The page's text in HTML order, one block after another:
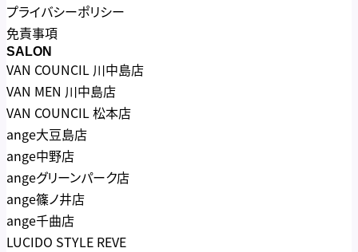
プライバシーポリシー
免責事項
SALON
VAN COUNCIL 川中島店
VAN MEN 川中島店
VAN COUNCIL 松本店
ange大豆島店
ange中野店
angeグリーンパーク店
ange篠ノ井店
ange千曲店
LUCIDO STYLE REVE